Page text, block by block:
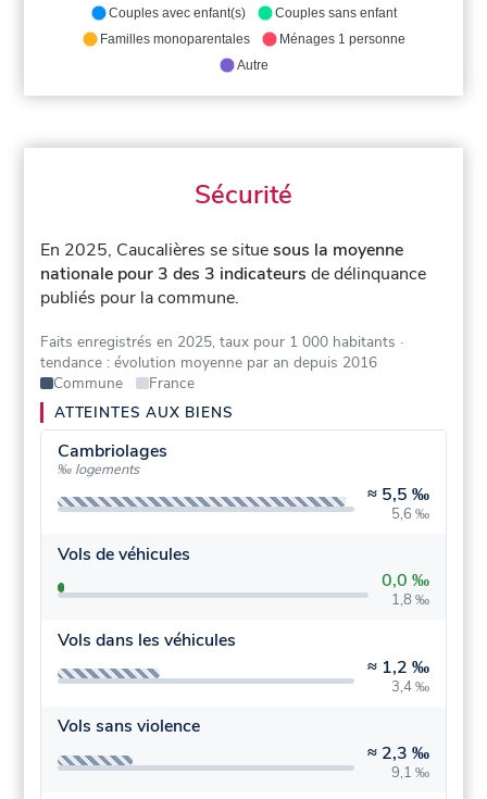
Couples avec enfant(s)
Couples sans enfant
Familles monoparentales
Ménages 1 personne
Autre
Sécurité
En 2025, Caucalières se situesous la moyenne
nationale pour 3 des 3 indicateurs de délinquance
publiés pour la commune.
Faits enregistrés en 2025, taux pour 1 000 habitants ·
tendance : évolution moyenne par an depuis 2016
Commune
France
ATTEINTES AUX BIENS
Cambriolages
‰ logements
≈ 5,5 ‰
5,6 ‰
Vols de véhicules
0,0 ‰
1,8 ‰
Vols dans les véhicules
≈ 1,2 ‰
3,4 ‰
Vols sans violence
≈ 2,3 ‰
9,1 ‰